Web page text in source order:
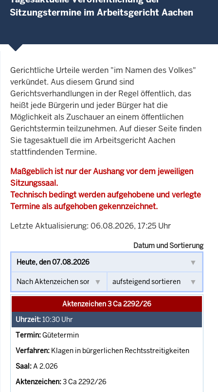
Sitzungstermine im Arbeitsgericht Aachen
Gerichtliche Urteile werden "im Namen des Volkes"
verkündet. Aus diesem Grund sind
Gerichtsverhandlungen in der Regel öffentlich, das
heißt jede Bürgerin und jeder Bürger hat die
Möglichkeit als Zuschauer an einem öffentlichen
Gerichtstermin teilzunehmen. Auf dieser Seite finden
Sie tagesaktuell die im Arbeitsgericht Aachen
stattfindenden Termine.
Maßgeblich ist nur der Aushang vor dem jeweiligen
Sitzungssaal.
Technisch bedingt werden aufgehobene und verlegte
Termine als aufgehoben gekennzeichnet.
Letzte Aktualisierung: 06.08.2026, 17:25 Uhr
Datum und Sortierung
Aktenzeichen 3 Ca 2292/26
10:30 Uhr
Gütetermin
Klagen in bürgerlichen Rechtsstreitigkeiten
A 2.026
3 Ca 2292/26